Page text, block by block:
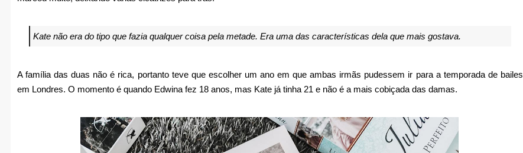
Kate não era do tipo que fazia qualquer coisa pela metade. Era uma das características dela que mais gostava.
A família das duas não é rica, portanto teve que escolher um ano em que ambas irmãs pudessem ir para a temporada de bailes
em Londres. O momento é quando Edwina fez 18 anos, mas Kate já tinha 21 e não é a mais cobiçada das damas.